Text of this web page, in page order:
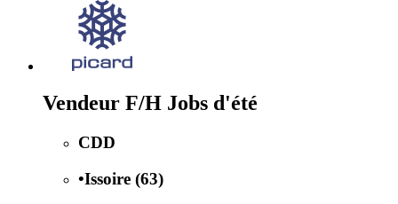
Vendeur F/H Jobs d'été
CDD
•Issoire (63)